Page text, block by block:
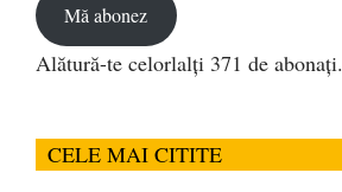
Mă abonez
Alătură-te celorlalți 371 de abonați.
CELE MAI CITITE